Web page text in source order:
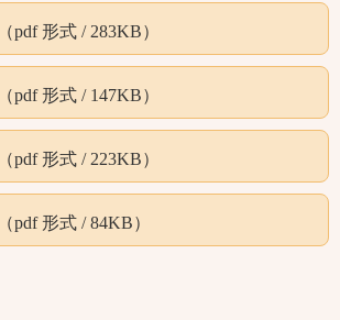
（pdf 形式 / 283KB）
（pdf 形式 / 147KB）
（pdf 形式 / 223KB）
（pdf 形式 / 84KB）